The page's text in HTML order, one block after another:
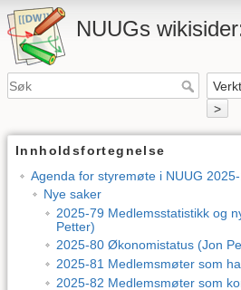
NUUGs
>
Innholdsfortegnelse
Agenda for styremøte i NUUG
Nye saker
2025-79 Medlemsstatistikk og
Petter)
2025-80 Økonomistatus (Jon
2025-81 Medlemsmøter som
2025-82 Medlemsmøter som